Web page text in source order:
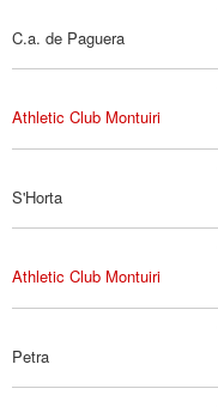
C.a. de Paguera
Athletic Club Montuiri
S'Horta
Athletic Club Montuiri
Petra